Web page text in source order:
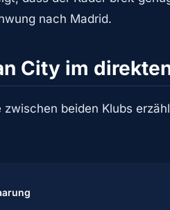
nach Madrid.
City im
beiden Klubs